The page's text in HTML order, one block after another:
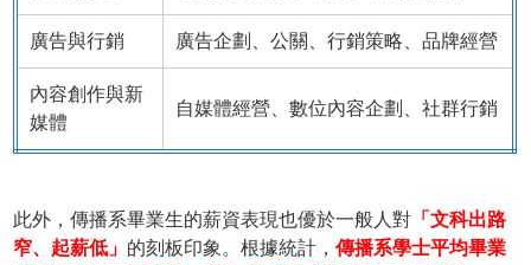
廣告與行銷 廣告企劃、公關、行銷策略、品牌經營
內容創作與新
媒體
自媒體經營、數位內容企劃、社群行銷
此外，傳播系畢業生的薪資表現也優於一般人對 「文科出路
窄、起薪低」 的刻板印象。根據統計，傳播系學士平均畢業